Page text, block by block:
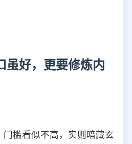
虽好，更要修炼内
门槛看似不高，实则暗藏玄